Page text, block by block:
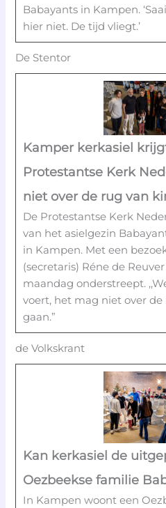
Babayants in Kampen.
hier niet. De tijd vliegt.’
De Stentor
Kamper kerkasiel
Protestantse Kerk
niet over de rug van
De Protestantse Kerk
van het asielgezin
in Kampen. Met een
(secretaris) Réne de
maandag onderstreept.
voert, het mag niet over
gaan.”
de Volkskrant
Kan kerkasiel de
Oezbeekse familie
In Kampen woont een